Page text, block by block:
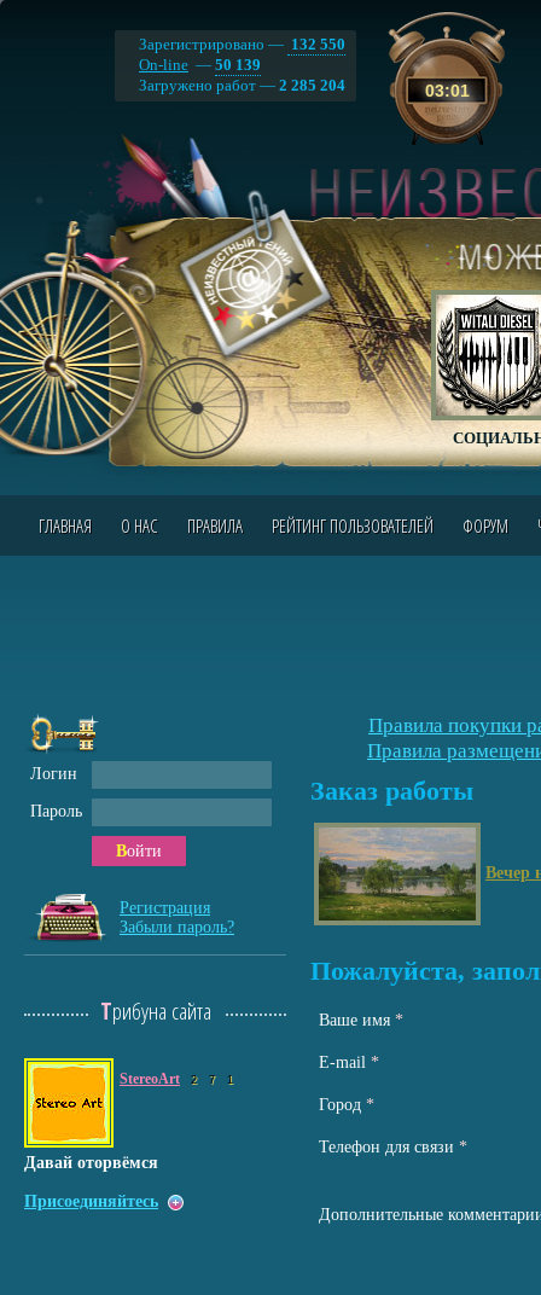
03:01
Зарегистрировано — 132 550
On-line — 50 139
Загружено работ — 2 285 204
ГЛАВНАЯ О НАС ПРАВИЛА РЕЙТИНГ ПОЛЬЗОВАТЕЛЕЙ ФОРУМ
Правила покупки
Правила
Заказ работы
Вечер
Пожалуйста,
Ваше имя *
Е-mail *
Город *
Телефон для связи *
Дополнительные
Логин
Пароль
Войти
Регистрация
Забыли пароль?
Трибуна сайта
StereoArt 2 7 1
Давай оторвёмся
Присоединяйтесь